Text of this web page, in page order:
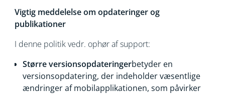
Vigtig meddelelse om opdateringer og
publikationer
I denne politik vedr. ophør af support:
Større versionsopdateringerbetyder en
versionsopdatering, der indeholder væsentlige
ændringer af mobilapplikationen, som påvirker